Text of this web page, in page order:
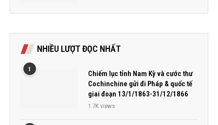
NHIỀU LƯỢT ĐỌC NHẤT
1
Chiếm lục tỉnh Nam Kỳ và cước thư
Cochinchine gửi đi Pháp & quốc tế
giai đoạn 13/1/1863-31/12/1866
1.7K views